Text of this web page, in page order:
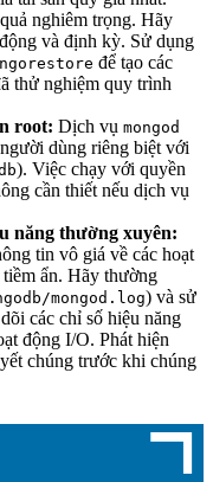
nghiêm trọng. Hãy
và định kỳ. Sử dụng
để tạo các
thử nghiệm quy trình
root: Dịch vụ mongod
dùng riêng biệt với
). Việc chạy với quyền
cần thiết nếu dịch vụ
năng thường xuyên:
tin vô giá về các hoạt
ẩn. Hãy thường
mongod.log) và sử
các chỉ số hiệu năng
động I/O. Phát hiện
chúng trước khi chúng